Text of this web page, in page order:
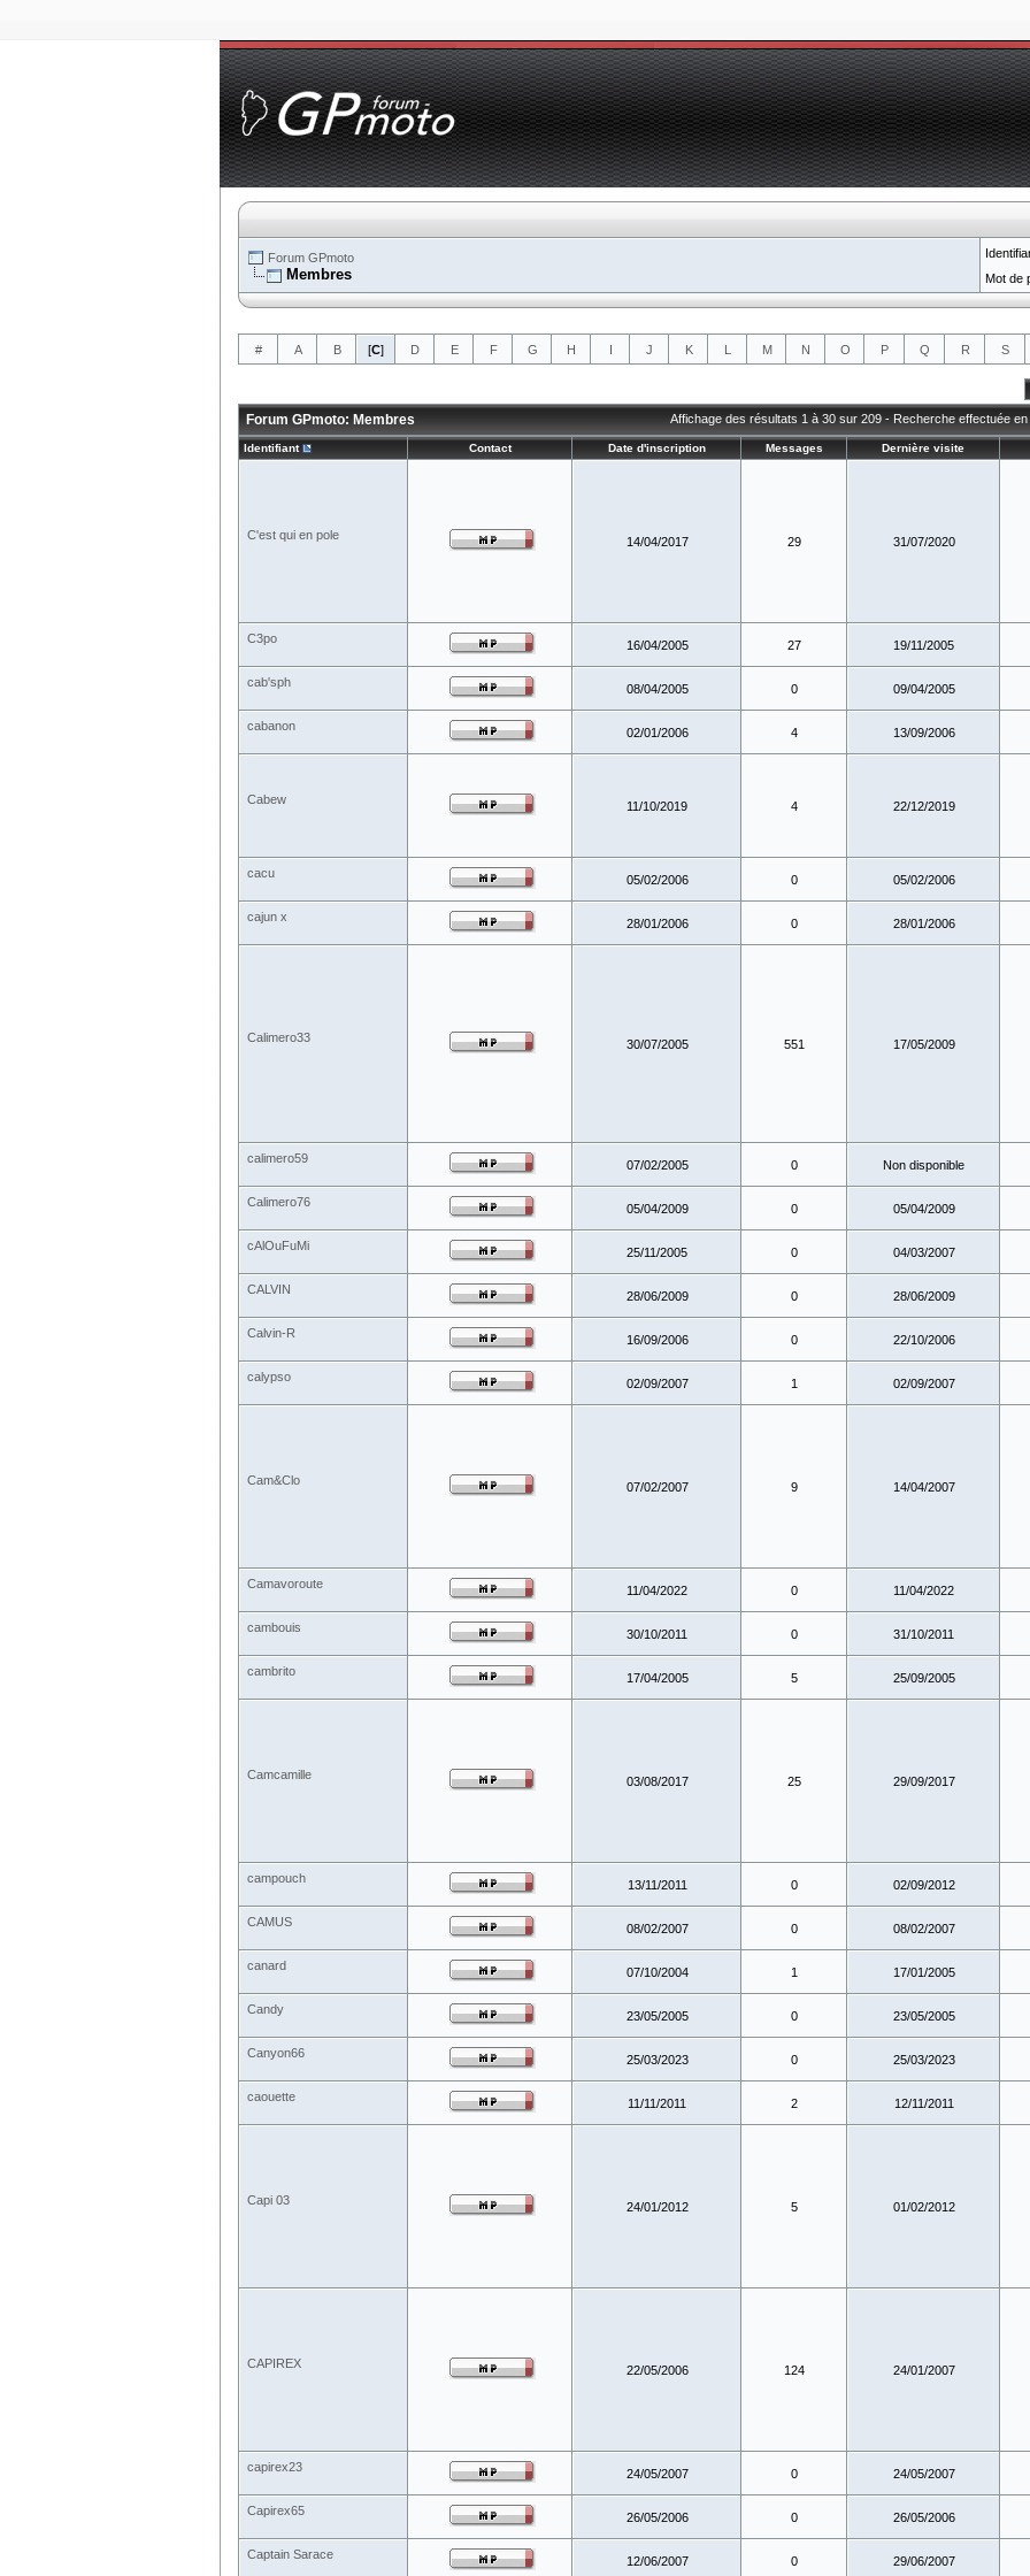
Forum GPmoto
Membres
Mot de
# A B [C] D E F G H I J K L M N O P Q R S
Affichage des résultats 1 à 30 sur 209 - Recherche effectuée en
Forum GPmoto: Membres
Identifiant Contact Date d'inscription Messages Dernière visite
C'est qui en pole 14/04/2017 29 31/07/2020
C3po 16/04/2005 27 19/11/2005
cab'sph 08/04/2005 0 09/04/2005
cabanon 02/01/2006 4 13/09/2006
Cabew 11/10/2019 4 22/12/2019
cacu 05/02/2006 0 05/02/2006
cajun x 28/01/2006 0 28/01/2006
Calimero33 30/07/2005 551 17/05/2009
calimero59 07/02/2005 0 Non disponible
Calimero76 05/04/2009 0 05/04/2009
cAlOuFuMi 25/11/2005 0 04/03/2007
CALVIN 28/06/2009 0 28/06/2009
Calvin-R 16/09/2006 0 22/10/2006
calypso 02/09/2007 1 02/09/2007
Cam&Clo 07/02/2007 9 14/04/2007
Camavoroute 11/04/2022 0 11/04/2022
cambouis 30/10/2011 0 31/10/2011
cambrito 17/04/2005 5 25/09/2005
Camcamille 03/08/2017 25 29/09/2017
campouch 13/11/2011 0 02/09/2012
CAMUS 08/02/2007 0 08/02/2007
canard 07/10/2004 1 17/01/2005
Candy 23/05/2005 0 23/05/2005
Canyon66 25/03/2023 0 25/03/2023
caouette 11/11/2011 2 12/11/2011
Capi 03 24/01/2012 5 01/02/2012
CAPIREX 22/05/2006 124 24/01/2007
capirex23 24/05/2007 0 24/05/2007
Capirex65 26/05/2006 0 26/05/2006
Captain Sarace 12/06/2007 0 29/06/2007